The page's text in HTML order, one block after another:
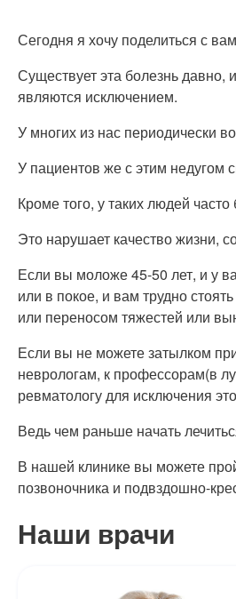
Сегодня я хочу поделиться с
Существует эта болезнь
являются исключением.
У многих из нас периодически
У пациентов же с этим недугом
Кроме того, у таких людей
Это нарушает качество жизни,
Если вы моложе 45-50 лет, и у
или в покое, и вам трудно
или переносом тяжестей или
Если вы не можете затылком
неврологам, к профессорам(в
ревматологу для исключения
Ведь чем раньше начать
В нашей клинике вы можете
позвоночника и подвздошно-
Наши врачи